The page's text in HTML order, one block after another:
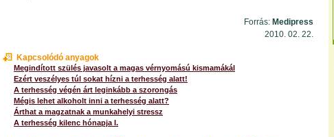
Forrás: Medipress
2010. 02. 22.
Kapcsolódó anyagok
Megindított szülés javasolt a magas vérnyomású kismamákál
Ezért veszélyes túl sokat hízni a terhesség alatt!
A terhesség végén árt leginkább a szorongás
Mégis lehet alkoholt inni a terhesség alatt?
Árthat a magzatnak a munkahelyi stressz
A terhesség kilenc hónapja I.